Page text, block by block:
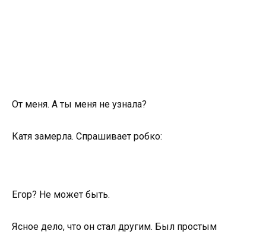
От меня. А ты меня не узнала?
Катя замерла. Спрашивает робко:
Егор? Не может быть.
Ясное дело, что он стал другим. Был простым